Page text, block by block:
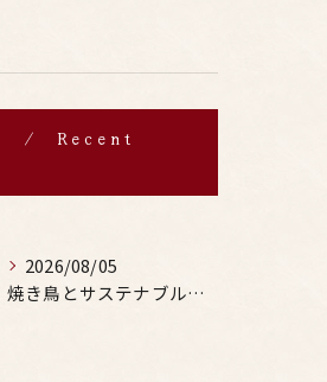
Recent
2026/08/05
焼き鳥とサステナブルな食文化を深掘りし安心して楽しむ新しいお酒体験